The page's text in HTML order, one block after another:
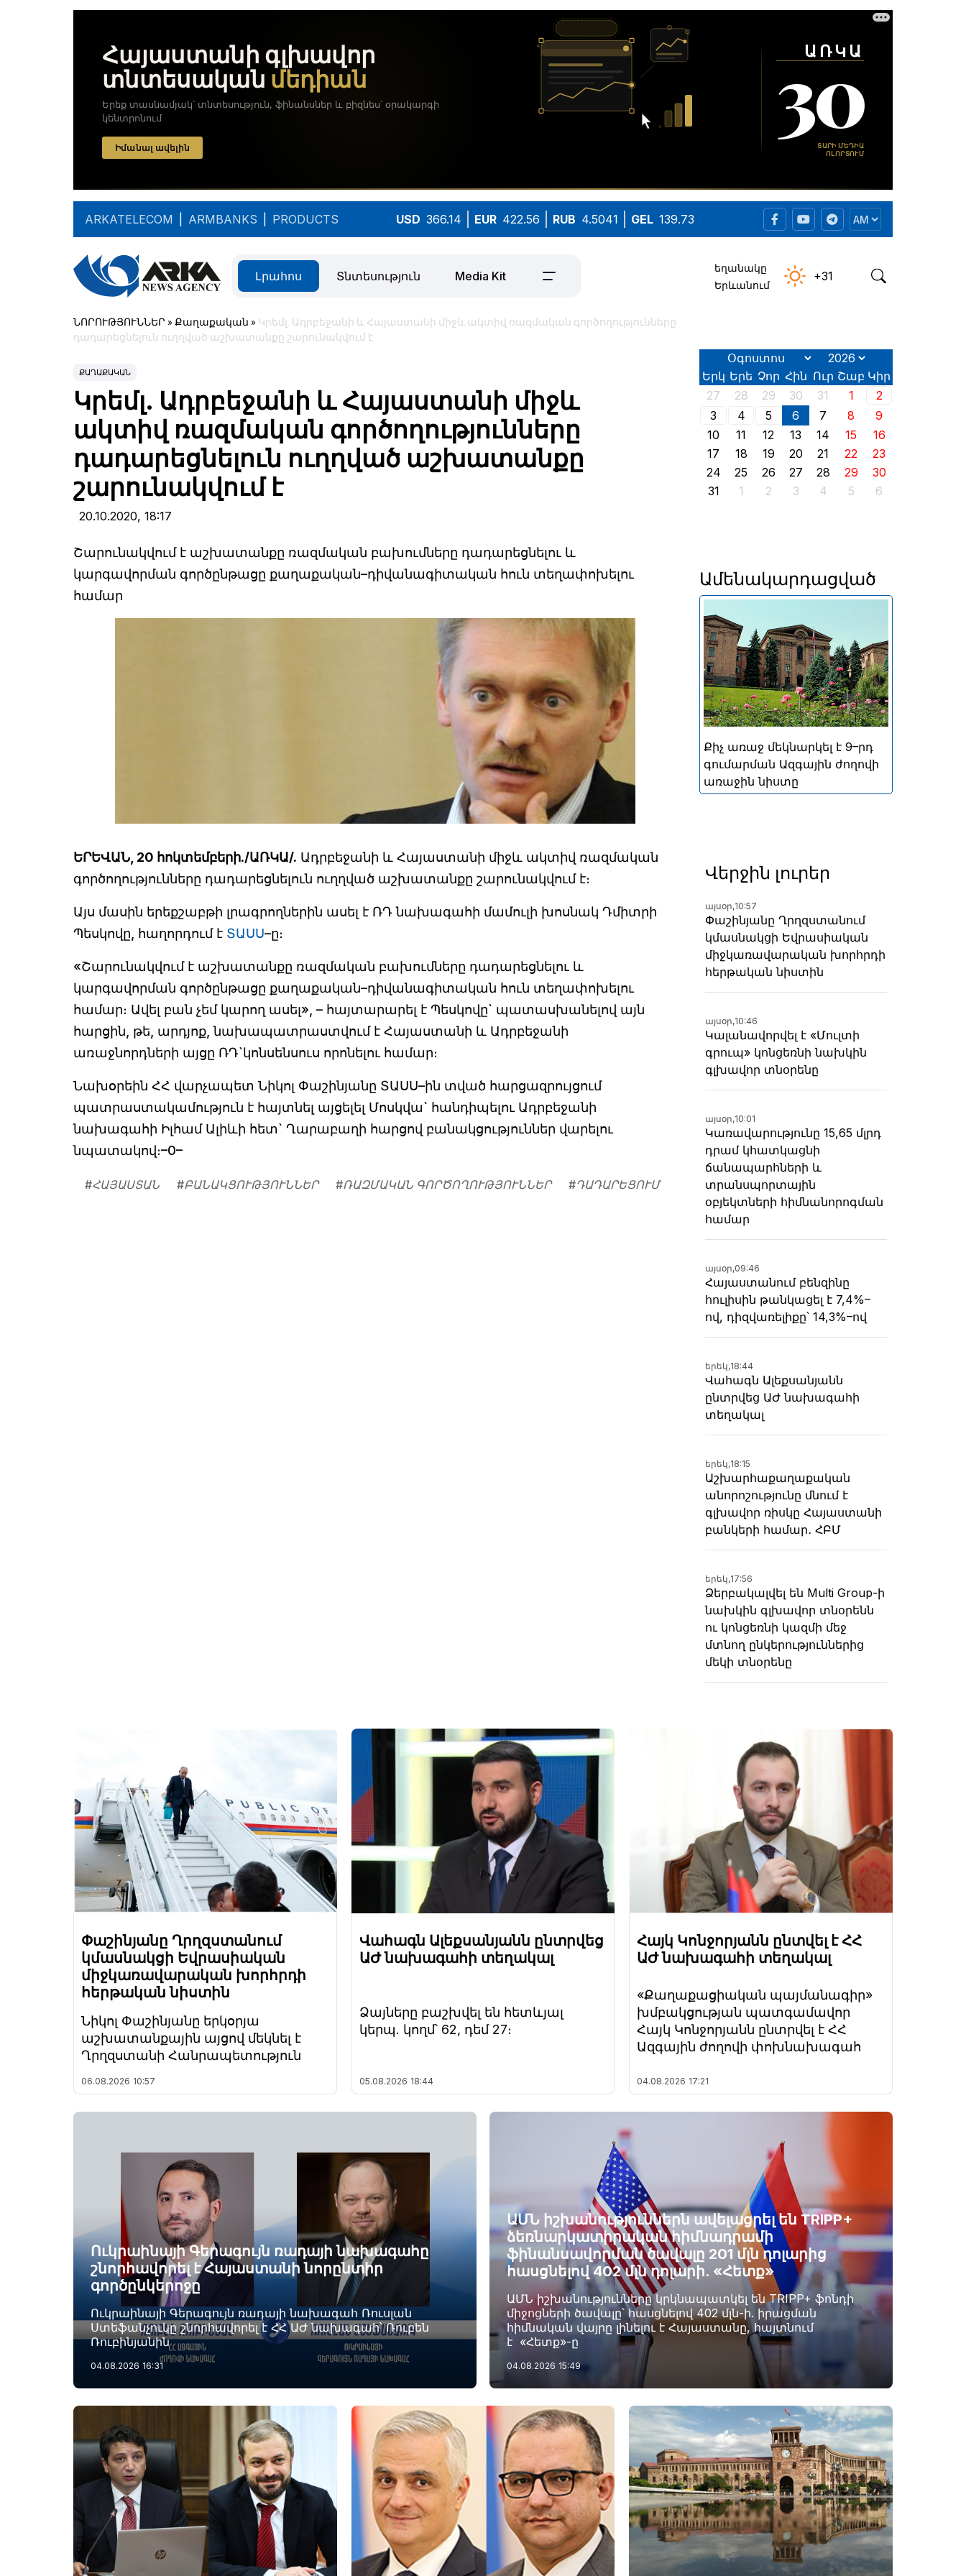
ARKATELECOM ARMBANKS PRODUCTS USD 366.14 EUR 422.56 RUB 4.5041 GEL 139.73
Լրահոս Տնտեսություն Media Kit
եղանակը
Երևանում
+31
ՆՈՐՈՒԹՅՈՒՆՆԵՐ » Քաղաքական » Կրեմլ. Ադրբեջանի և Հայաստանի միջև ակտիվ ռազմական գործողությունները
դադարեցնելուն ուղղված աշխատանքը շարունակվում է
ՔԱՂԱՔԱԿԱՆ
Կրեմլ. Ադրբեջանի և Հայաստանի միջև
ակտիվ ռազմական գործողությունները
դադարեցնելուն ուղղված աշխատանքը
շարունակվում է
20.10.2020, 18:17
Շարունակվում է աշխատանքը ռազմական բախումները դադարեցնելու և
կարգավորման գործընթացը քաղաքական–դիվանագիտական հուն տեղափոխելու
համար
ԵՐԵՎԱՆ, 20 հոկտեմբերի./ԱՌԿԱ/. Ադրբեջանի և Հայաստանի միջև ակտիվ ռազմական
գործողությունները դադարեցնելուն ուղղված աշխատանքը շարունակվում է։
Այս մասին երեքշաբթի լրագրողներին ասել է ՌԴ նախագահի մամուլի խոսնակ Դմիտրի
Պեսկովը, հաղորդում է ՏԱՍՍ–ը։
«Շարունակվում է աշխատանքը ռազմական բախումները դադարեցնելու և
կարգավորման գործընթացը քաղաքական–դիվանագիտական հուն տեղափոխելու
համար։ Ավել բան չեմ կարող ասել», – հայտարարել է Պեսկովը` պատասխանելով այն
հարցին, թե, արդյոք, նախապատրաստվում է Հայաստանի և Ադրբեջանի
առաջնորդների այցը ՌԴ`կոնսենսուս որոնելու համար։
Նախօրեին ՀՀ վարչապետ Նիկոլ Փաշինյանը ՏԱՍՍ–ին տված հարցազրույցում
պատրաստակամություն է հայտնել այցելել Մոսկվա` հանդիպելու Ադրբեջանի
նախագահի Իլհամ Ալիևի հետ` Ղարաբաղի հարցով բանակցություններ վարելու
նպատակով։–0–
#ՀԱՅԱՍՏԱՆ #ԲԱՆԱԿՑՈՒԹՅՈՒՆՆԵՐ #ՌԱԶՄԱԿԱՆ ԳՈՐԾՈՂՈՒԹՅՈՒՆՆԵՐ #ԴԱԴԱՐԵՑՈՒՄ
Երկ Երե Չոր Հին Ուր Շաբ Կիր
27
28 29 30 31 1
2
3
4 5 6 7 8
9
10
11 12 13 14 15
16
17
18 19 20 21 22
23
24
25 26 27 28 29
30
31
1 2 3 4 5 6
Ամենակարդացված
2-ին, իր աշխատանքն է սկսել
2026 թվականի հունիսի 7-ին
կայացած հերթական
խորհրդարանական
ընտրությունների
արդյունքներով ձևավորված
Հայաստանի 9-րդ գումարման
Ազգային ժողովի առաջին
նիստը
Քիչ առաջ մեկնարկել է 9–րդ
գումարման Ազգային ժողովի
առաջին նիստը
Վերջին լուրեր
այսօր,10:57
Փաշինյանը Ղրղզստանում
կմասնակցի Եվրասիական
միջկառավարական խորհրդի
հերթական նիստին
այսօր,10:46
Կալանավորվել է «Մուլտի
գրուպ» կոնցեռնի նախկին
գլխավոր տնօրենը
այսօր,10:01
Կառավարությունը 15,65 մլրդ
դրամ կհատկացնի
ճանապարհների և
տրանսպորտային
օբյեկտների հիմնանորոգման
համար
այսօր,09:46
Հայաստանում բենզինը
հուլիսին թանկացել է 7,4%–
ով, դիզվառելիքը՝ 14,3%–ով
երեկ,18:44
Վահագն Ալեքսանյանն
ընտրվեց ԱԺ նախագահի
տեղակալ
երեկ,18:15
Աշխարհաքաղաքական
անորոշությունը մնում է
գլխավոր ռիսկը Հայաստանի
բանկերի համար․ ՀԲՄ
երեկ,17:56
Ձերբակալվել են Multi Group-ի
նախկին գլխավոր տնօրենն
ու կոնցեռնի կազմի մեջ
մտնող ընկերություններից
մեկի տնօրենը
Փաշինյանը Ղրղզստանում
կմասնակցի Եվրասիական
միջկառավարական խորհրդի
հերթական նիստին
Նիկոլ Փաշինյանը երկօրյա
աշխատանքային այցով մեկնել է
Ղրղզստանի Հանրապետություն
06.08.2026 10:57
Վահագն Ալեքսանյանն ընտրվեց
ԱԺ նախագահի տեղակալ
Ձայները բաշխվել են հետևյալ
կերպ. կողմ՝ 62, դեմ 27։
05.08.2026 18:44
Հայկ Կոնջորյանն ընտվել է ՀՀ
ԱԺ նախագահի տեղակալ
«Քաղաքացիական պայմանագիր»
խմբակցության պատգամավոր
Հայկ Կոնջորյանն ընտրվել է ՀՀ
Ազգային ժողովի փոխնախագահ
04.08.2026 17:21
Ուկրաինայի Գերագույն ռադայի նախագահը
շնորհավորել է Հայաստանի նորընտիր
գործընկերոջը
Ուկրաինայի Գերագույն ռադայի նախագահ Ռուսլան
Ստեֆանչուկը շնորհավորել է ՀՀ ԱԺ նախագահ՝ Ռուբեն
Ռուբինյանին
04.08.2026 16:31
ԱՄՆ իշխանություններն ավելացրել են TRIPP+
ձեռնարկատիրական հիմնադրամի
ֆինանսավորման ծավալը 201 մլն դոլարից
հասցնելով 402 մլն դոլարի. «Հետք»
ԱՄՆ իշխանությունները կրկնապատկել են TRIPP+ ֆոնդի
միջոցների ծավալը՝ հասցնելով 402 մլն-ի. իրացման
հիմնական վայրը լինելու է Հայաստանը, հայտնում
է «Հետք»-ը
04.08.2026 15:49